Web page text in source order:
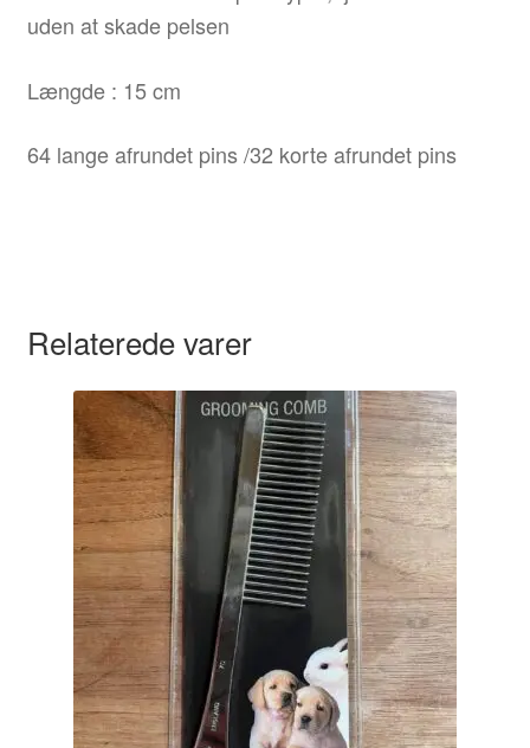
uden at skade pelsen
Længde : 15 cm
64 lange afrundet pins /32 korte afrundet pins
Relaterede varer